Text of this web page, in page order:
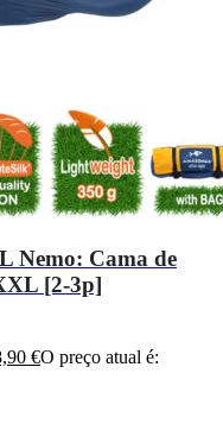
Nemo: Cama de
[2-3p]
€O preço atual é: